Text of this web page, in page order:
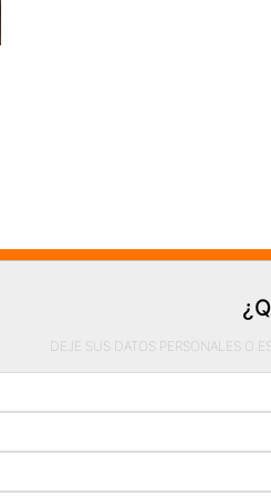
DEJE SUS DATOS PERSONALES O